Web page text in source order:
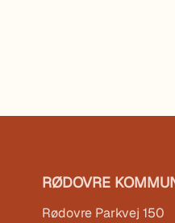
RØDOVRE
Rødovre Parkvej 150